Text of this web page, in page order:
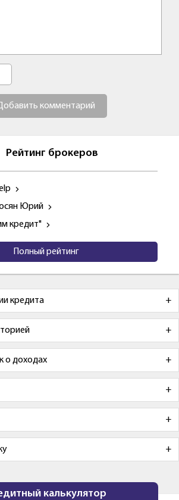
комментарий
Рейтинг брокеров
Юрий
кредит"
Полный рейтинг
кредита
о доходах
калькулятор